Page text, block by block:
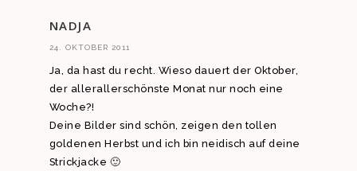
NADJA
24. OKTOBER 2011
Ja, da hast du recht. Wieso dauert der Oktober,
der allerallerschönste Monat nur noch eine
Woche?!
Deine Bilder sind schön, zeigen den tollen
goldenen Herbst und ich bin neidisch auf deine
Strickjacke 🙂